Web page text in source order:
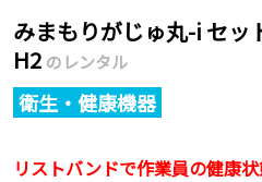
みまもりがじゅ丸-i セ
H2 のレンタル
衛生・健康機器
リストバンドで作業員の健康状